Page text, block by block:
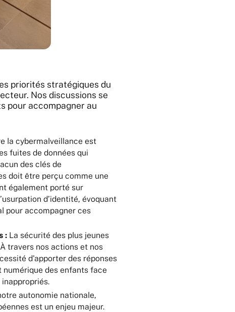
priorités stratégiques du
Nos discussions se
pour accompagner au
la cybermalveillance est
fuites de données qui
des clés de
doit être perçu comme une
également porté sur
d’identité, évoquant
pour accompagner ces
: La sécurité des plus jeunes
travers nos actions et nos
d'apporter des réponses
des enfants face
autonomie nationale,
est un enjeu majeur.